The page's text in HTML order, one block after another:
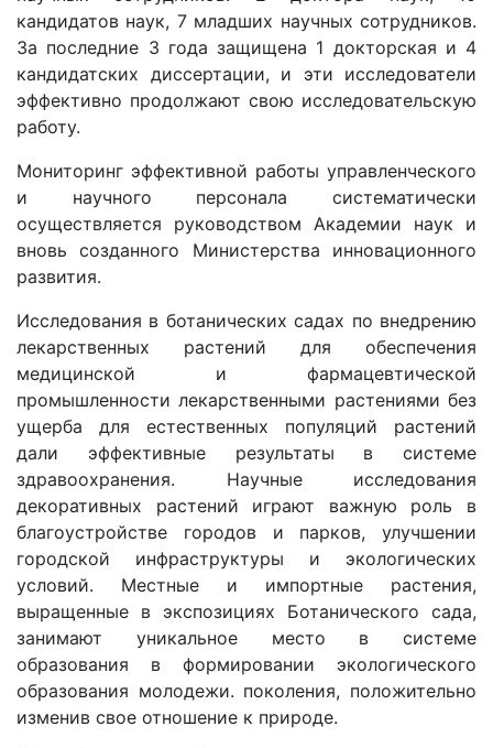
кандидатов наук, 7 младших научных сотрудников.
За последние 3 года защищена 1 докторская и 4
кандидатских диссертации, и эти исследователи
эффективно продолжают свою исследовательскую
работу.
Мониторинг эффективной работы управленческого
и научного персонала систематически
осуществляется руководством Академии наук и
вновь созданного Министерства инновационного
развития.
Исследования в ботанических садах по внедрению
лекарственных растений для обеспечения
медицинской и фармацевтической
промышленности лекарственными растениями без
ущерба для естественных популяций растений
дали эффективные результаты в системе
здравоохранения. Научные исследования
декоративных растений играют важную роль в
благоустройстве городов и парков, улучшении
городской инфраструктуры и экологических
условий. Местные и импортные растения,
выращенные в экспозициях Ботанического сада,
занимают уникальное место в системе
образования в формировании экологического
образования молодежи. поколения, положительно
изменив свое отношение к природе.